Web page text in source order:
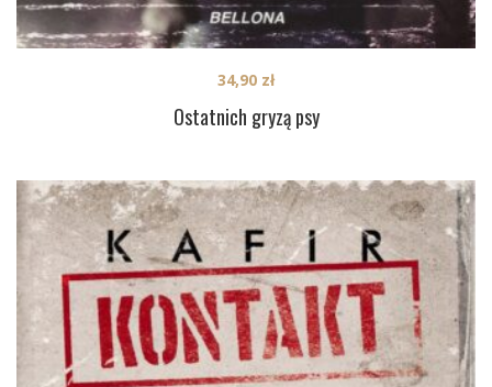
Ostatnich gryzą psy
34,90 zł